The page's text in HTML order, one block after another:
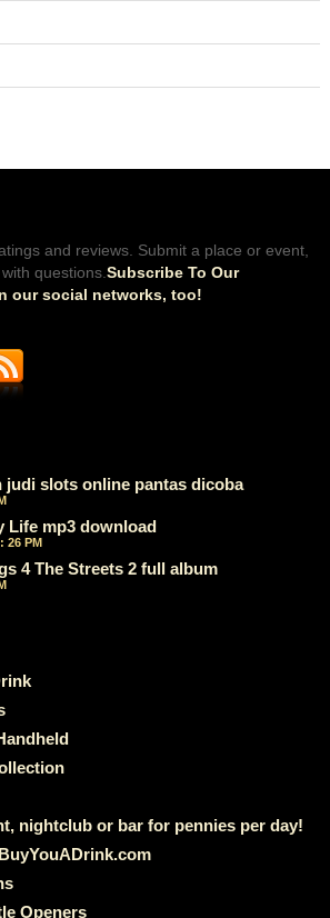
and reviews. Submit a place or event,
questions. Subscribe To Our
our social networks, too!
judi slots online pantas dicoba
Life mp3 download
26 PM
4 The Streets 2 full album
nightclub or bar for pennies per day!
Openers